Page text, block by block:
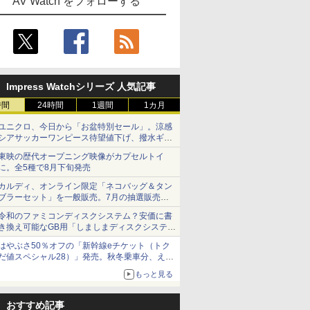
Impress Watchシリーズ 人気記事
24時間 1週間 1カ月
ニクロ、今日から「お盆特別セール」。涼感
アサッカーワンピース待望値下げ、撥水ギア
ョーツは1990円に
映の歴代オープニング映像がカプセルトイ
。全5種で8月下旬発売
ルディ、オンライン限定「ネコバッグ＆タン
ラーセット」を一般販売。7月の抽選販売の
選無効分
和のファミコンディスクシステム？安価に書
換え可能なGB用「しましまディスクシステ
」
やぶさ50％オフの「新幹線eチケット（トク
値スペシャル28）」発売。秋冬乗車分、えき
もっと見る
おすすめ記事